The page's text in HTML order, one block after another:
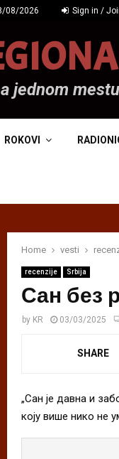
08/2026 Sign in /
jednom mestu
ROKOVI
Home vesti
recenzije Srbija
Сан без
by KR 03/03/2025
SHARE
„Сан је давна и
коју више нико не